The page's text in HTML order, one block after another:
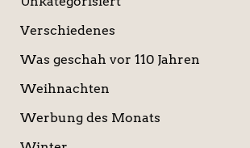
Verschiedenes
Was geschah vor 110 Jahren
Weihnachten
Werbung des Monats